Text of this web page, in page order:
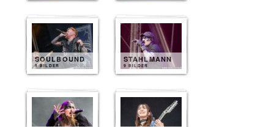
SOULBOUND
9 BILDER
STAHLMANN
9 BILDER